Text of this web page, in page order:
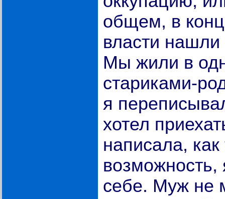
общем, в
власти
Мы жили в
стариками-
я
хотел
написала,
возможность,
себе. Муж не